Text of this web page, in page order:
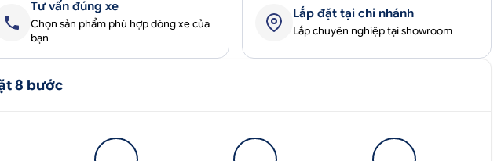
Tư vấn đúng xe
Chọn sản phẩm phù hợp dòng xe của
bạn
Lắp đặt tại chi nhánh
Lắp chuyên nghiệp tại showroom
8 bước